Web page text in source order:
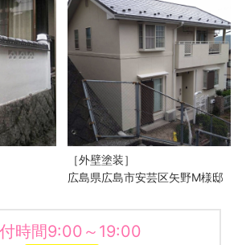
［外壁塗装］
広島県広島市安芸区矢野M様邸
時間9:00～19:00